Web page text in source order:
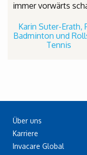
immer vorwärts
Karin Suter-Erath,
Badminton und
Tennis
Über uns
Karriere
Invacare Global